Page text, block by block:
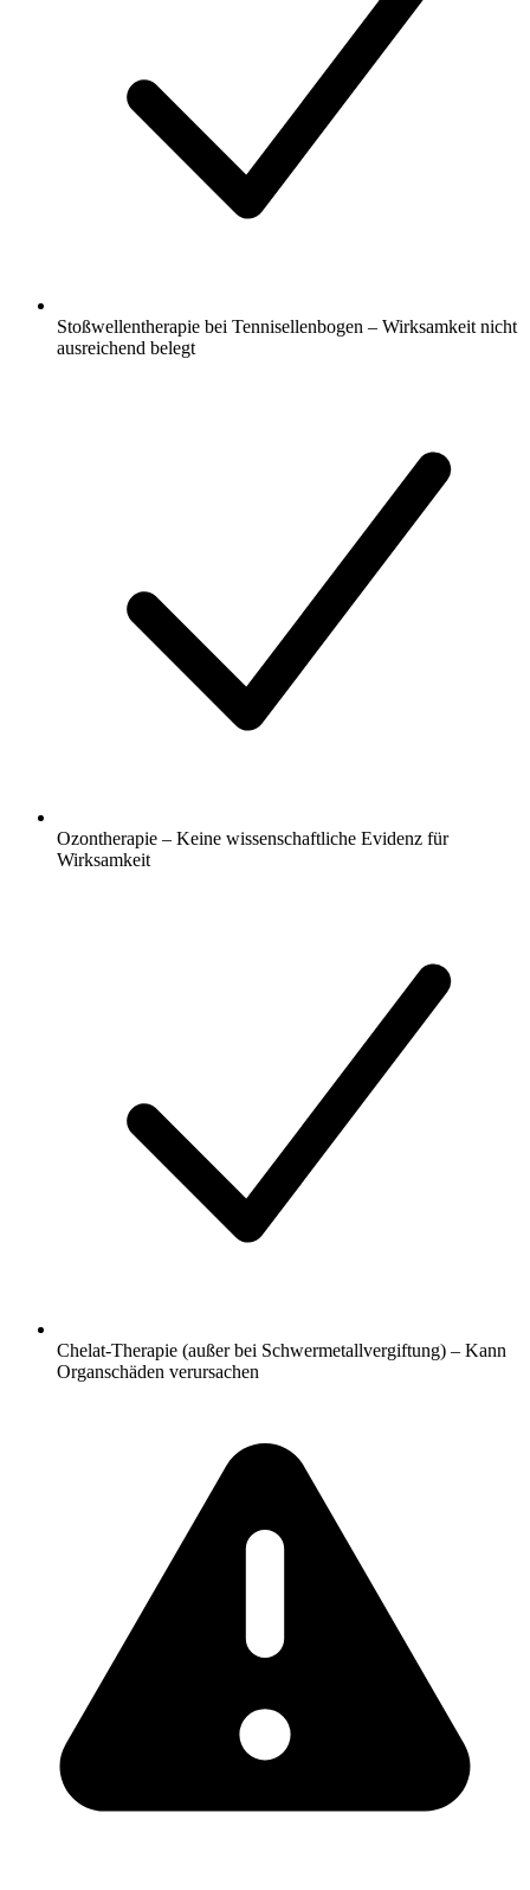
Stoßwellentherapie bei Tennisellenbogen – Wirksamkeit nicht
ausreichend belegt
Ozontherapie – Keine wissenschaftliche Evidenz für
Wirksamkeit
Chelat-Therapie (außer bei Schwermetallvergiftung) – Kann
Organschäden verursachen